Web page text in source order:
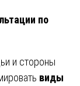
по
и стороны
виды